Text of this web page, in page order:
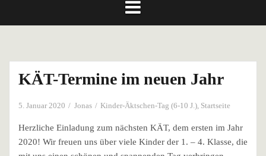
KÄT-Termine im neuen Jahr
5. Januar 2020 Jonas Kinder-Äktschen-Tag (6-10 J.), Startseite
Herzliche Einladung zum nächsten KÄT, dem ersten im Jahr
2020! Wir freuen uns über viele Kinder der 1. – 4. Klasse, die